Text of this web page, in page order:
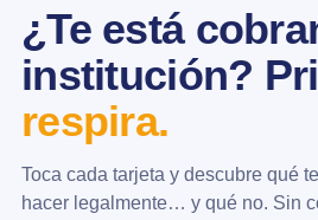
¿Te está
institución?
respira.
Toca cada tarjeta y descubre qué
hacer legalmente… y qué no. Sin